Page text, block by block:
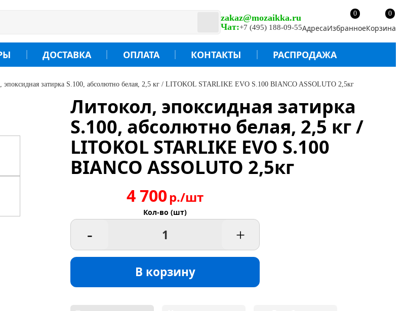
zakaz@mozaikka.ru
Чат:+7 (495) 188-09-55Адреса
0
ИзбранноеКорзина
0
ДОСТАВКА ОПЛАТА КОНТАКТЫ РАСПРОДАЖА
эпоксидная затирка S.100, абсолютно белая, 2,5 кг / LITOKOL STARLIKE EVO S.100 BIANCO ASSOLUTO 2,5кг
Литокол, эпоксидная затирка
S.100, абсолютно белая, 2,5 кг /
LITOKOL STARLIKE EVO S.100
BIANCO ASSOLUTO 2,5кг
4 700р./шт
Кол-во (шт)
- +
В корзину